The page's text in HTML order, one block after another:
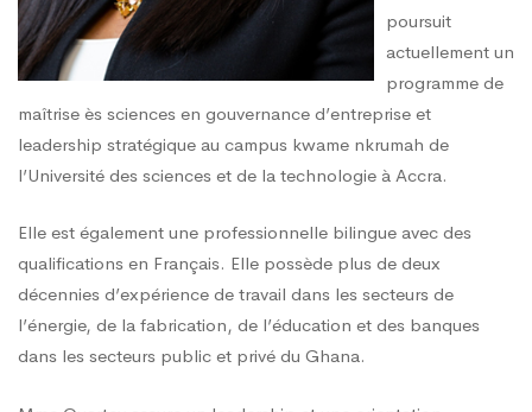
poursuit
actuellement un
programme de
maîtrise ès sciences en gouvernance d’entreprise et
leadership stratégique au campus kwame nkrumah de
l’Université des sciences et de la technologie à Accra.
Elle est également une professionnelle bilingue avec des
qualifications en Français. Elle possède plus de deux
décennies d’expérience de travail dans les secteurs de
l’énergie, de la fabrication, de l’éducation et des banques
dans les secteurs public et privé du Ghana.